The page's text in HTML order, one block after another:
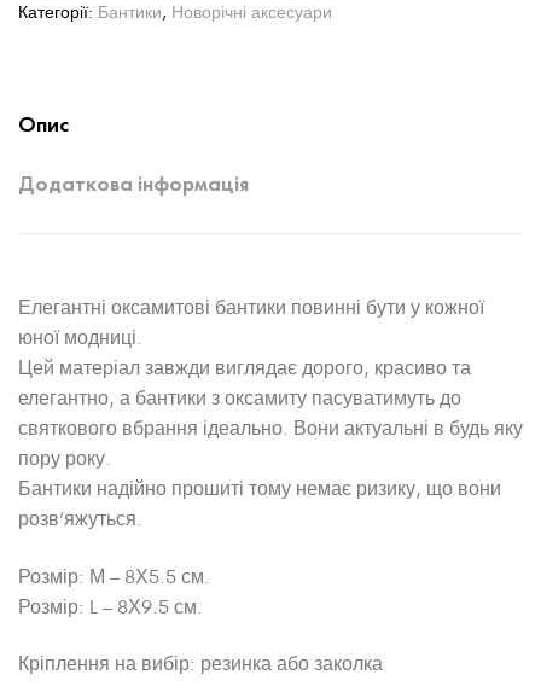
Категорії: Бантики, Новорічні аксесуари
Опис
Додаткова інформація
Елегантні оксамитові бантики повинні бути у кожної
юної модниці.
Цей матеріал завжди виглядає дорого, красиво та
елегантно, а бантики з оксамиту пасуватимуть до
святкового вбрання ідеально. Вони актуальні в будь яку
пору року.
Бантики надійно прошиті тому немає ризику, що вони
розв’яжуться.
Розмір: М – 8Х5.5 см.
Розмір: L – 8Х9.5 см.
Кріплення на вибір: резинка або заколка